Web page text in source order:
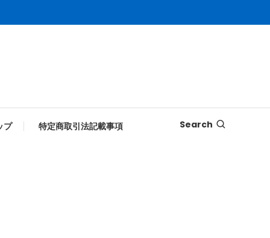
プ 特定商取引法記載事項 Search